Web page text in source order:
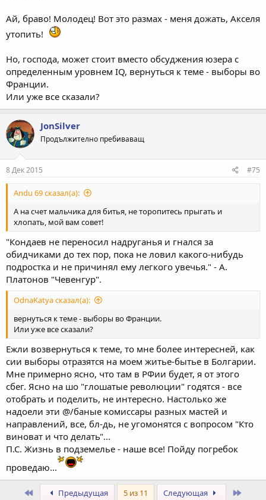
Ай, браво! Молодец! Вот это размах - меня дожать, Акселя
утопить!
Но, господа, может стоит вместо обсуджения юзера с
определенным уровнем IQ, вернуться к теме - выборы во
Франции.
Или уже все сказали?
JonSilver
Продължително пребиваващ
8 Дек 2015 #75
Andu 69 сказал(а):
А на счет мальчика для битья, не торопитесь прыгать и
хлопать, мой вам совет!
"Кондаев не переносил надруганья и гнался за
обидчиками до тех пор, пока не ловил какого-нибудь
подростка и не причинял ему легкого увечья." - А.
Платонов "Чевенгур".
OdnaKatya сказал(а):
вернуться к теме - выборы во Франции.
Или уже все сказали?
Ежли возвернуться к теме, то мне более интересней, как
сии выборы отразятся на моем житье-бытье в Болгарии.
Мне примерно ясно, что там в РФии будет, я от этого
сбег. Ясно на шо "глошатые революции" годятся - все
отобрать и поделить, не интересно. Настолько же
надоели эти @/баные комиссары разных мастей и
направлений, все, бл-дь, не угомонятся с вопросом "Кто
виноват и что делать"...
П.С. Жизнь в подземелье - наше все! Пойду погребок
проведаю...
ПервыйПредыдущая 5 из 11 Следующая